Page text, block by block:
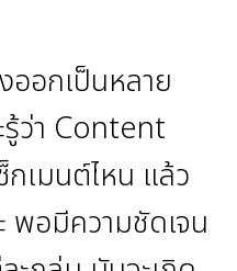
อกเป็นหลาย
รู้ว่า Content
กเมนต์ไหน แล้ว
พอมีความชัดเจน